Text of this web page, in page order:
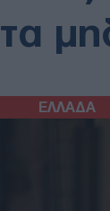
τα
ΕΛΛΑΔΑ